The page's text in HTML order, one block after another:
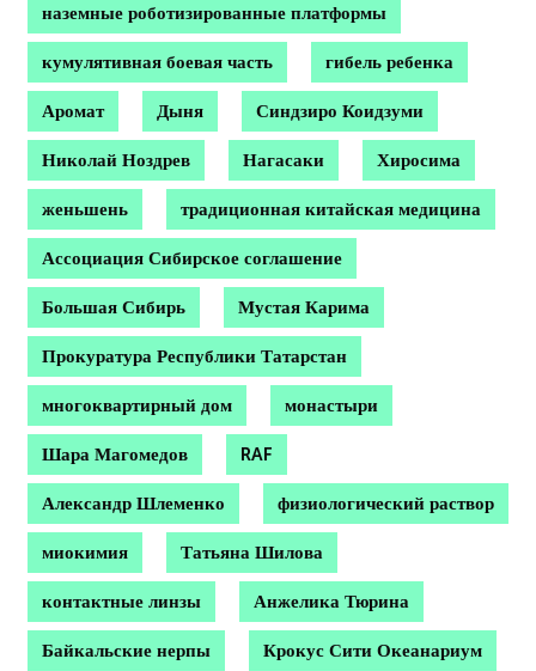
наземные роботизированные платформы
кумулятивная боевая часть гибель ребенка
Аромат Дыня Синдзиро Коидзуми
Николай Ноздрев Нагасаки Хиросима
женьшень традиционная китайская медицина
Ассоциация Сибирское соглашение
Большая Сибирь Мустая Карима
Прокуратура Республики Татарстан
многоквартирный дом монастыри
Шара Магомедов RAF
Александр Шлеменко физиологический раствор
миокимия Татьяна Шилова
контактные линзы Анжелика Тюрина
Байкальские нерпы Крокус Сити Океанариум